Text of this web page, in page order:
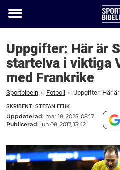
Toggle
Uppgifter: Här är
startelva i viktiga
med Frankrike
Sportbibeln » Fotboll »
SKRIBENT: STEFAN FEUK
Uppdaterad: mar 18, 2025, 08:17
Publicerad: jun 08, 2017, 13:42